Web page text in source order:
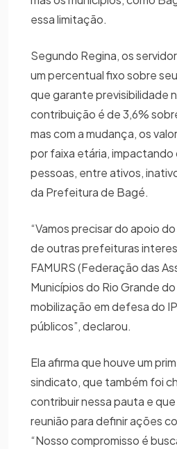
essa limitação.
Segundo Regina, os
um percentual fixo sobre
que garante previsibilidade
contribuição é de 3,6%
mas com a mudança, os
por faixa etária, impactando
pessoas, entre ativos,
da Prefeitura de Bagé.
“Vamos precisar do apoio
de outras prefeituras
FAMURS (Federação das
Municípios do Rio Grande
mobilização em defesa do
públicos”, declarou.
Ela afirma que houve um
sindicato, que também foi
contribuir nessa pauta e
reunião para definir ações
“Nosso compromisso é